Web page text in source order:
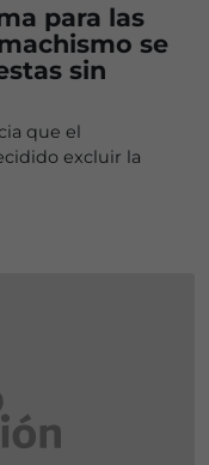
para las
se
sin
que el
excluir la